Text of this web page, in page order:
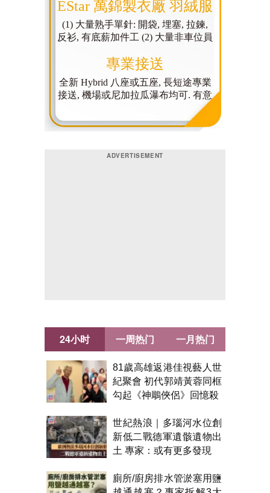
24小时
81歲高雄返港佳視藝人世
紀聚會 初代郭靖黃蓉同框
勾起《神鵰俠侶》回憶殺
世紀熱浪｜多瑙河水位創
新低二戰德軍遺骸遺物出
土 專家：或有更多發現
廁所/廚房排水管淤塞用鹽
一周热门 一月热门